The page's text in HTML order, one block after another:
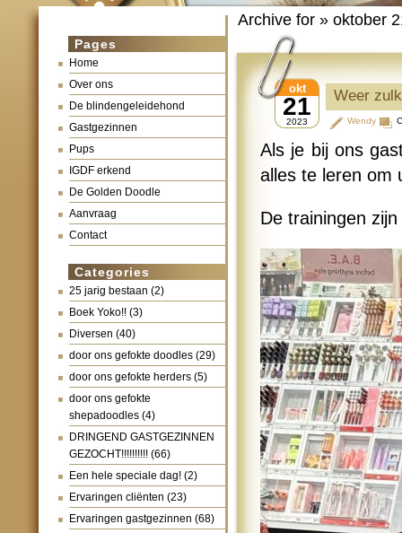
Pages
Home
Over ons
De blindengeleidehond
Gastgezinnen
Pups
IGDF erkend
De Golden Doodle
Aanvraag
Contact
Categories
25 jarig bestaan (2)
Boek Yoko!! (3)
Diversen (40)
door ons gefokte doodles (29)
door ons gefokte herders (5)
door ons gefokte
shepadoodles (4)
DRINGEND GASTGEZINNEN
GEZOCHT!!!!!!!!!! (66)
Een hele speciale dag! (2)
Ervaringen cliënten (23)
Ervaringen gastgezinnen (68)
Archive for » oktober
Weer
21
okt
2023 Wendy
Als je bij ons
alles te leren om
De trainingen